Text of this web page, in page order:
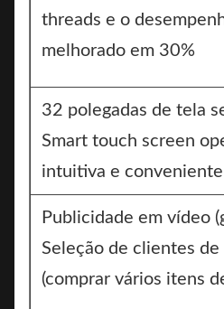
threads e o
melhorado em 30%
32 polegadas de tela
Smart touch screen
intuitiva e conveniente
Publicidade em vídeo
Seleção de clientes de
(comprar vários itens